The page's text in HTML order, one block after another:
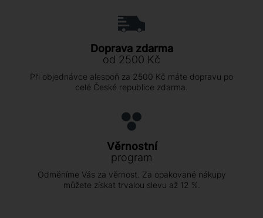
Doprava zdarma
od 2500 Kč
Při objednávce alespoň za 2500 Kč máte dopravu po
celé České republice zdarma.
Věrnostní
program
Odměníme Vás za věrnost. Za opakované nákupy
můžete získat trvalou slevu až 12 %.